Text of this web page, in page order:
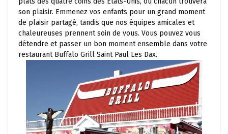
son plaisir. Emmenez vos enfants pour un grand moment
de plaisir partagé, tandis que nos équipes amicales et
chaleureuses prennent soin de vous. Vous pouvez vous
détendre et passer un bon moment ensemble dans votre
restaurant Buffalo Grill Saint Paul Les Dax.